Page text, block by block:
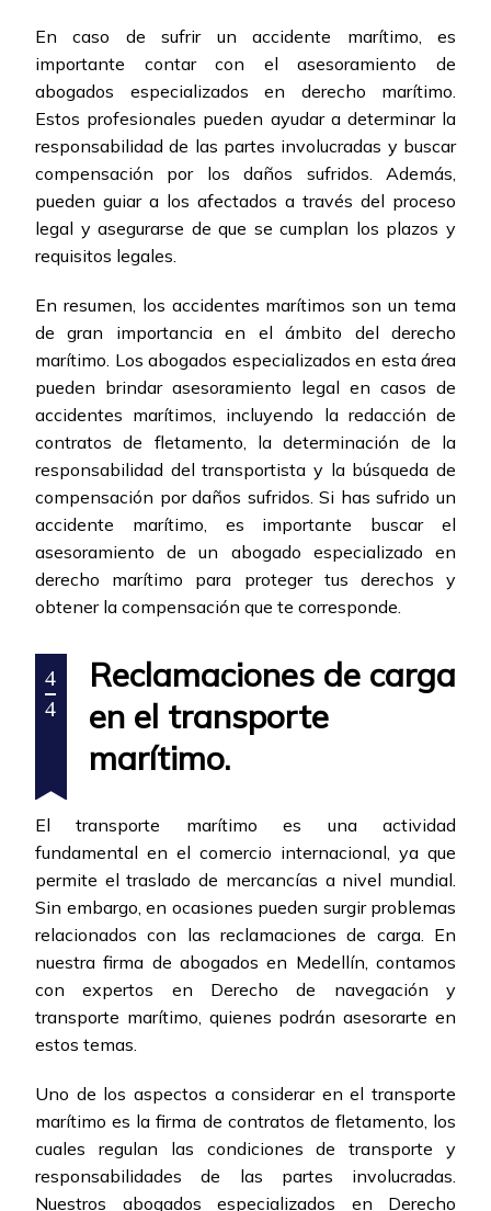
En caso de sufrir un accidente marítimo, es
importante contar con el asesoramiento de
abogados especializados en derecho marítimo.
Estos profesionales pueden ayudar a determinar la
responsabilidad de las partes involucradas y buscar
compensación por los daños sufridos. Además,
pueden guiar a los afectados a través del proceso
legal y asegurarse de que se cumplan los plazos y
requisitos legales.
En resumen, los accidentes marítimos son un tema
de gran importancia en el ámbito del derecho
marítimo. Los abogados especializados en esta área
pueden brindar asesoramiento legal en casos de
accidentes marítimos, incluyendo la redacción de
contratos de fletamento, la determinación de la
responsabilidad del transportista y la búsqueda de
compensación por daños sufridos. Si has sufrido un
accidente marítimo, es importante buscar el
asesoramiento de un abogado especializado en
derecho marítimo para proteger tus derechos y
obtener la compensación que te corresponde.
4
4
Reclamaciones de carga
en el transporte
marítimo.
El transporte marítimo es una actividad
fundamental en el comercio internacional, ya que
permite el traslado de mercancías a nivel mundial.
Sin embargo, en ocasiones pueden surgir problemas
relacionados con las reclamaciones de carga. En
nuestra firma de abogados en Medellín, contamos
con expertos en Derecho de navegación y
transporte marítimo, quienes podrán asesorarte en
estos temas.
Uno de los aspectos a considerar en el transporte
marítimo es la firma de contratos de fletamento, los
cuales regulan las condiciones de transporte y
responsabilidades de las partes involucradas.
Nuestros abogados especializados en Derecho